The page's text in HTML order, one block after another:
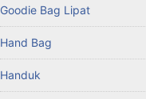
Goodie Bag Lipat
Hand Bag
Handuk